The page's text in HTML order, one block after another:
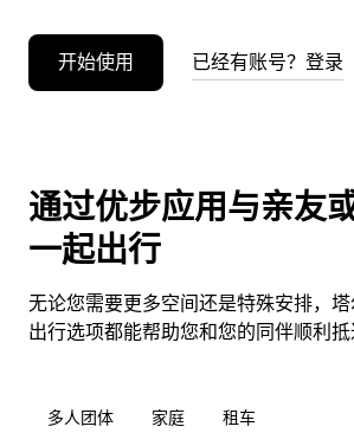
开始使用 已经有账号？登录
通过优步应用与亲友
一起出行
无论您需要更多空间还是特殊安排，
出行选项都能帮助您和您的同伴顺利抵
多人团体 家庭 租车